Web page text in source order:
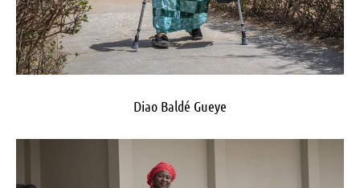
Diao Baldé Gueye